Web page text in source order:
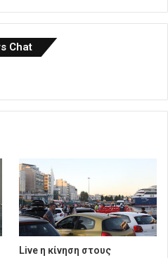
Chat
Live η κίνηση στους